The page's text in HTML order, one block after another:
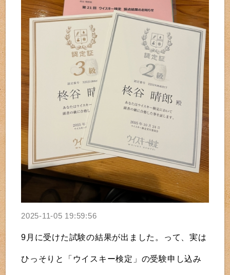
2025-11-05 19:59:56
9月に受けた試験の結果が出ました。って、実は
ひっそりと「ウイスキー検定」の受験申し込み